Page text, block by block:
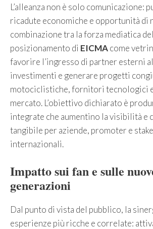
L’alleanza non è solo comunicazione:
ricadute economiche e opportunità di
combinazione tra la forza mediatica
posizionamento di EICMAcome
favorire l’ingresso di partner esterni
investimenti e generare progetti
motociclistiche, fornitori tecnologici
mercato. L’obiettivo dichiarato è
integrate che aumentino la visibilità e
tangibile per aziende, promoter e
internazionali.
Impatto sui fan e sulle
generazioni
Dal punto di vista del pubblico, la
esperienze più ricche e correlate: